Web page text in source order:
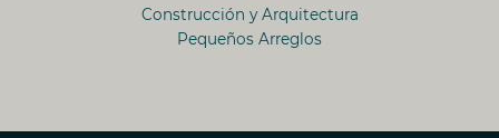
Construcción y Arquitectura
Pequeños Arreglos